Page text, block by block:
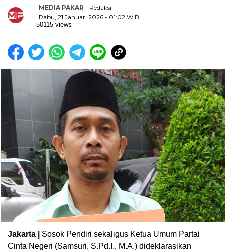
MEDIA PAKAR - Redaksi
Rabu, 21 Januari 2026 - 01:02 WIB
50115 views
Jakarta | Sosok Pendiri sekaligus Ketua Umum Partai
Cinta Negeri (Samsuri, S.Pd.I., M.A.) dideklarasikan